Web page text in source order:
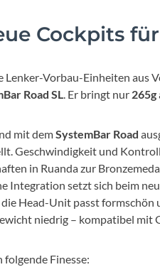
Cockpits
Lenker-Vorbau-Einheiten aus
Road SL. Er bringt nur 265g
mit demSystemBar Road
Geschwindigkeit und
in Ruanda zur
Integration setzt sich beim
die Head-Unit passt
niedrig – kompatibel mit
Finesse: